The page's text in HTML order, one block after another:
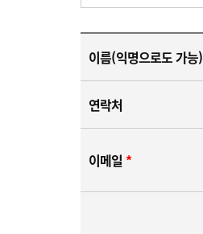
이름(익명으로도 가능)
연락처
이메일 *